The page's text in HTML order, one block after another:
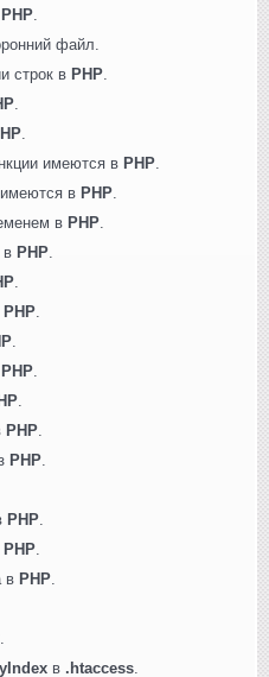
PHP.
файл.
строк в PHP.
.
.
имеются в PHP.
в PHP.
в PHP.
в PHP.
.
PHP.
.
PHP.
.
PHP.
PHP.
PHP.
PHP.
в PHP.
.
в .htaccess.